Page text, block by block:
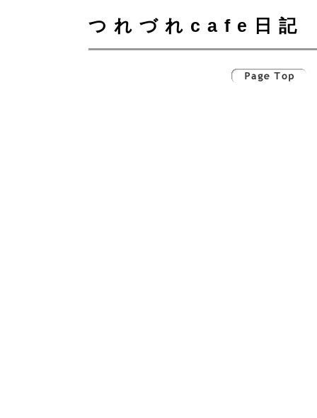
つれづれcafe日記